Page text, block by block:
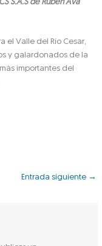
S.A.S de Rubén Ava
el Valle del Río Cesar,
y galardonados de la
importantes del
Entrada siguiente →